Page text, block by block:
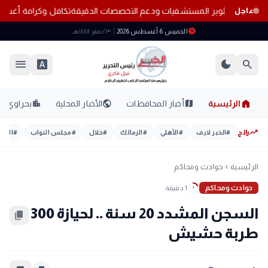
عاجلخطة لتطوير المستشفيات ودعم التخصصات الدقيقةتكافل وكرامة أغسطس 2026.. موعد الصرف
scheduleالخميس 6 أغسطس 2026 ٢٣ صفر ١٤٤٨ هـ
search
dark_mode
font_download
menu
home الرئيسية mapأخبار المحافظات publicالأخبار المحلية location_cityبحراوي
trending_upرائج #الخبر لايف #الأهلي #الزمالك #خلال #مجلس النواب #
الرئيسية chevron_left حوادث ومحاكم
حوادث ومحاكم 1 1 دقيقة
السجن المشدد 20 سنة .. لحيازة 300
طربة حشيش
content_copy